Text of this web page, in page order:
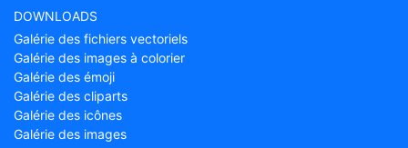
DOWNLOADS
Galérie des fichiers vectoriels
Galérie des images à colorier
Galérie des émoji
Galérie des cliparts
Galérie des icônes
Galérie des images